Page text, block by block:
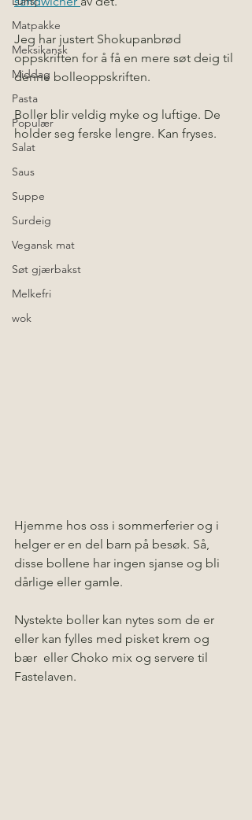
Matpakke
Meksikansk
Middag
Pasta
Populær
Salat
Saus
Suppe
Surdeig
Vegansk mat
Søt gjærbakst
Melkefri
wok
Jeg har justert Shokupanbrød
oppskriften for å få en mere søt deig til
denne bolleoppskriften.
Boller blir veldig myke og luftige. De
holder seg ferske lengre. Kan fryses.
Hjemme hos oss i sommerferier og i
helger er en del barn på besøk. Så,
disse bollene har ingen sjanse og bli
dårlige eller gamle.
Nystekte boller kan nytes som de er
eller kan fylles med pisket krem og
bær  eller Choko mix og servere til
Fastelaven.